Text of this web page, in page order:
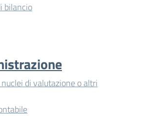
bilancio
di valutazione o altri